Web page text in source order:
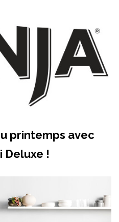
printemps avec
Deluxe !